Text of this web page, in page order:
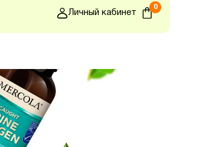
Личный кабинет
0